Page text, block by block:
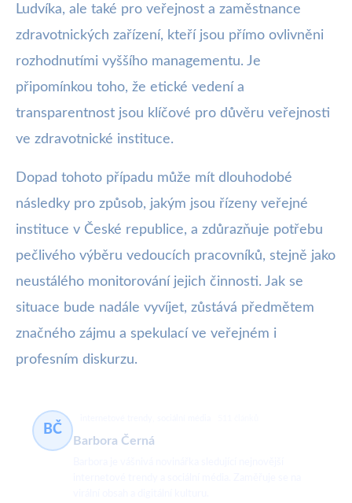
Ludvíka, ale také pro veřejnost a zaměstnance
zdravotnických zařízení, kteří jsou přímo ovlivněni
rozhodnutími vyššího managementu. Je
připomínkou toho, že etické vedení a
transparentnost jsou klíčové pro důvěru veřejnosti
ve zdravotnické instituce.
Dopad tohoto případu může mít dlouhodobé
následky pro způsob, jakým jsou řízeny veřejné
instituce v České republice, a zdůrazňuje potřebu
pečlivého výběru vedoucích pracovníků, stejně jako
neustálého monitorování jejich činnosti. Jak se
situace bude nadále vyvíjet, zůstává předmětem
značného zájmu a spekulací ve veřejném i
profesním diskurzu.
BČ
Barbora Černá